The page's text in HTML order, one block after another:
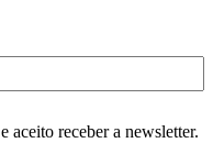
e aceito receber a newsletter.